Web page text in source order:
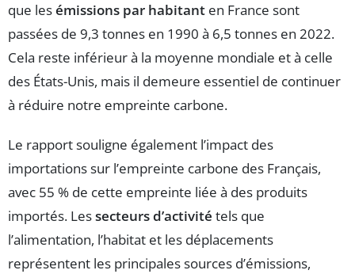
que lesémissions par habitant en France sont
passées de 9,3 tonnes en 1990 à 6,5 tonnes en 2022.
Cela reste inférieur à la moyenne mondiale et à celle
des États-Unis, mais il demeure essentiel de continuer
à réduire notre empreinte carbone.
Le rapport souligne également l’impact des
importations sur l’empreinte carbone des Français,
avec 55 % de cette empreinte liée à des produits
importés. Lessecteurs d’activité tels que
l’alimentation, l’habitat et les déplacements
représentent les principales sources d’émissions,